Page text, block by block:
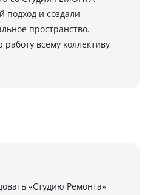
подход и создали
пространство.
всему коллективу
«Студию Ремонта»